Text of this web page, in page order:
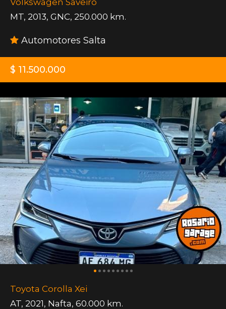
MT, 2013, GNC, 250.000 km.
Automotores Salta
$ 11.500.000
Toyota Corolla Xei
AT, 2021, Nafta, 60.000 km.